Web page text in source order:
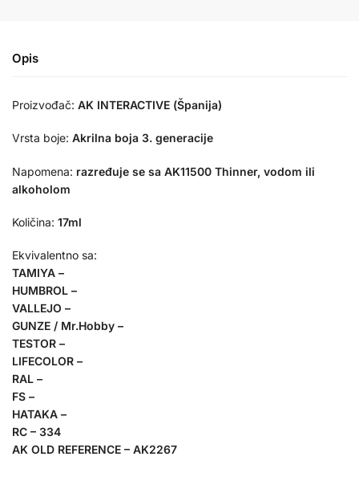
Opis
Proizvođač: AK INTERACTIVE (Španija)
Vrsta boje: Akrilna boja 3. generacije
Napomena: razređuje se sa AK11500 Thinner, vodom ili
alkoholom
Količina: 17ml
Ekvivalentno sa:
TAMIYA –
HUMBROL –
VALLEJO –
GUNZE / Mr.Hobby –
TESTOR –
LIFECOLOR –
RAL –
FS –
HATAKA –
RC – 334
AK OLD REFERENCE – AK2267